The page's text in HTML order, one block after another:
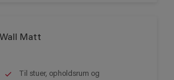
Matt
Til stuer, opholdsrum og